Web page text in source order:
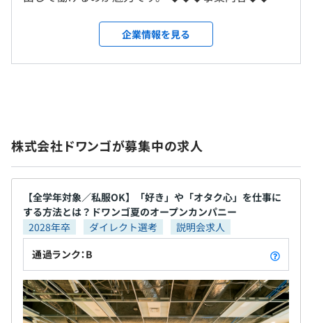
にご希望を伺い、相談の上決定いたします。
Mac: 13インチ MacBook Air M2, メモリ 16GB/24GB
プロジェクトごとに選択、アジャイル、スクラム、ペアプ
平均残業時間：11.32時間／月
・年次有給休暇
・特別休暇（慶弔）
・リフレッシュ休暇
■テレワーク手当（20,000円／月）※対象者のみ
テレワークを実施するにあたっての電気代および通信費な
らびに就業環境を整えるための費用としてを支給します。
■通勤交通費（上限50,000円／月）
指定額の手当を支給します。
ラットフォーム『ニコニコ動画』『ニコニコ生放
送』をはじめとした、独自のコメント機能を使って
コミュニケーションを楽しむことができる様々なサ
スマートフォン向けのコンテンツ配信サービスを中
心に楽曲配信のほか、通販サイト、ニュースサイ
ト、ラジオ番組、スマートフォンアプリなど多彩な
コンテンツを提供しています。 ▼ライブ・イベント
事業▼ 「ネットとリアルの融合」を実現した、リア
ルイベントの企画・運営しており、新しいエンタテ
インメントの形を創出するAR/VR技術を活用したライ
ブ演出にも取り組んでいます。 ▼教育事業▼ 学校法
人角川ドワンゴ学園が運営する「N高等学校」「S高
等学校」と連携し、ネットの時代に合わせた学びの
場を提供しています。2024年12月末時点で「N高等
企業情報を見る
株式会社ドワンゴが募集中の求人
【全学年対象／私服OK】「好き」や「オタク心」を仕事に
する方法とは？ドワンゴ夏のオープンカンパニー
2028年卒
ダイレクト選考
説明会求人
通過ランク：B